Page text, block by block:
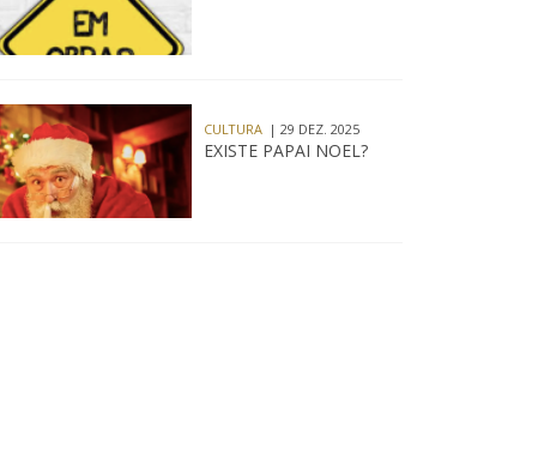
CULTURA | 29 DEZ. 2025
EXISTE PAPAI NOEL?